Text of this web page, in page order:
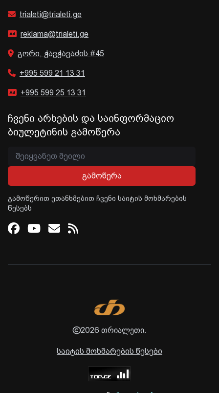
trialeti@trialeti.ge
reklama@trialeti.ge
გორი, ჭავჭავაძის #45
+995 599 21 13 31
+995 599 25 13 31
ჩვენი არხების და საინფორმაციო
ბიულეტინის გამოწერა
გამოწერა
გამოწერით ეთანხმებით ჩვენი საიტის მოხმარების
წესებს
Facebook
Youtube
Email
RSS
2026 თრიალეთი.
საიტის მოხმარების წესები